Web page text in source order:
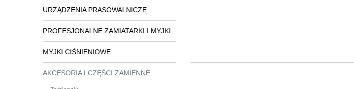
URZĄDZENIA PRASOWALNICZE
PROFESJONALNE ZAMIATARKI I MYJKI
MYJKI CIŚNIENIOWE
AKCESORIA I CZĘŚCI ZAMIENNE